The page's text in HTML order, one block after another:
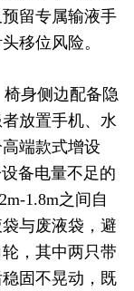
留专属输液手
移位风险。
身侧边配备隐
放置手机、水
端款式增设
备电量不足的
1.8m之间自
与废液袋，避
，其中两只带
固不晃动，既